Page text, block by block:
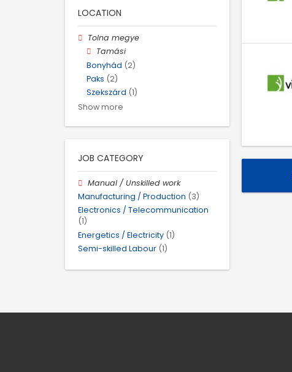
LOCATION
Tolna megye
Tamási
Bonyhád (2)
Paks (2)
Szekszárd (1)
Show more
JOB CATEGORY
Manual / Unskilled work
Manufacturing / Production (3)
Electronics / Telecommunication
(1)
Energetics / Electricity (1)
Semi-skilled Labour (1)